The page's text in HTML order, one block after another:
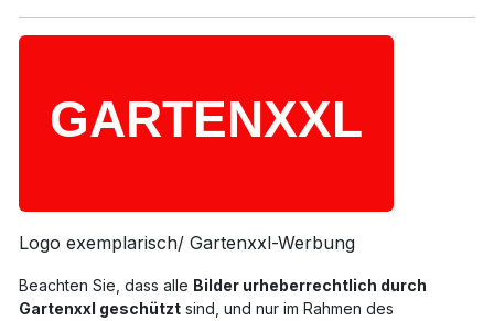
Logo exemplarisch/ Gartenxxl-Werbung
Beachten Sie, dass alle Bilder urheberrechtlich durch
Gartenxxl geschütztsind, und nur im Rahmen des